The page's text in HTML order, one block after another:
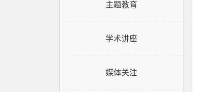
主题教育
学术讲座
媒体关注